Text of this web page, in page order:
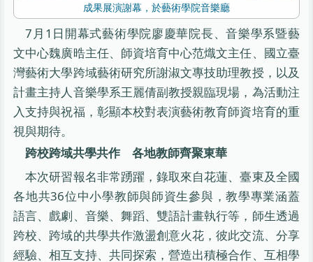
成果展演謝幕，於藝術學院音樂廳
7月1日開幕式藝術學院廖慶華院長、音樂學系暨藝
文中心魏廣晧主任、師資培育中心范熾文主任、國立臺
灣藝術大學跨域藝術研究所謝淑文專技助理教授，以及
計畫主持人音樂學系王麗倩副教授親臨現場，為活動注
入支持與祝福，彰顯本校對表演藝術教育師資培育的重
視與期待。
跨校跨域共學共作 各地教師齊聚東華
本次研習報名非常踴躍，錄取來自花蓮、臺東及全國
各地共36位中小學教師與師資生參與，教學專業涵蓋
語言、戲劇、音樂、舞蹈、雙語計畫執行等，師生透過
跨校、跨域的共學共作激盪創意火花，彼此交流、分享
經驗、相互支持、共同探索，營造出積極合作、互相學